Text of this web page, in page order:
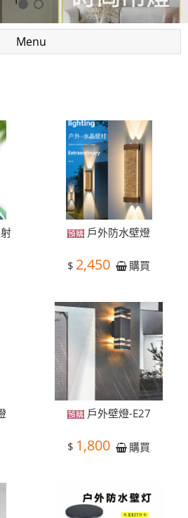
Menu
戶外防水壁燈
$ 2,450 購買
戶外壁燈-E27
$ 1,800 購買